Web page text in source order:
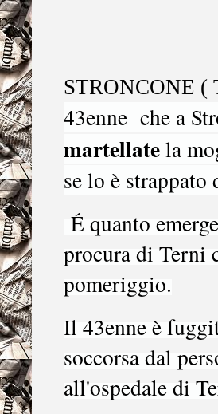
STRONCONE (
43enne che a
martellatela
se lo è
É quanto
procura di Terni
pomeriggio.
Il 43enne è
soccorsa dal
all'ospedale di